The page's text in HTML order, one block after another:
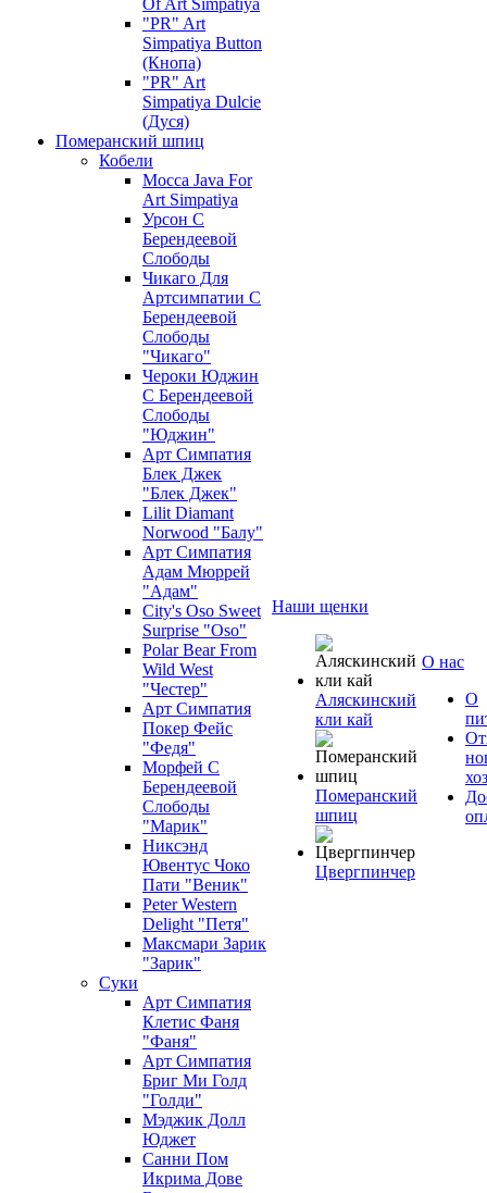
Of Art Simpatiya
"PR" Art
Simpatiya Button
(Кнопа)
"PR" Art
Simpatiya Dulcie
(Дуся)
Померанский шпиц
Кобели
Mocca Java For
Art Simpatiya
Урсон С
Берендеевой
Слободы
Чикаго Для
Артсимпатии С
Берендеевой
Слободы
"Чикаго"
Чероки Юджин
С Берендеевой
Слободы
"Юджин"
Арт Симпатия
Блек Джек
"Блек Джек"
Lilit Diamant
Norwood "Балу"
Арт Симпатия
Адам Мюррей
"Адам"
City's Oso Sweet
Surprise "Oso"
Polar Bear From
Wild West
"Честер"
Арт Симпатия
Покер Фейс
"Федя"
Морфей С
Берендеевой
Слободы
"Марик"
Никсэнд
Ювентус Чоко
Пати "Веник"
Peter Western
Delight "Петя"
Максмари Зарик
"Зарик"
Суки
Арт Симпатия
Клетис Фаня
"Фаня"
Арт Симпатия
Бриг Ми Голд
"Голди"
Мэджик Долл
Юджет
Санни Пом
Икрима Дове
Наши щенки
Аляскинский
кли кай
Померанский
шпиц
Цвергпинчер
О нас
О